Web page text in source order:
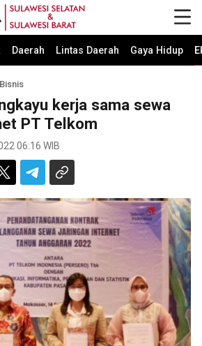
Daerah Lintas Daerah Gaya Hidup
Bisnis
kerja sama sewa
PT Telkom
06:16 WIB